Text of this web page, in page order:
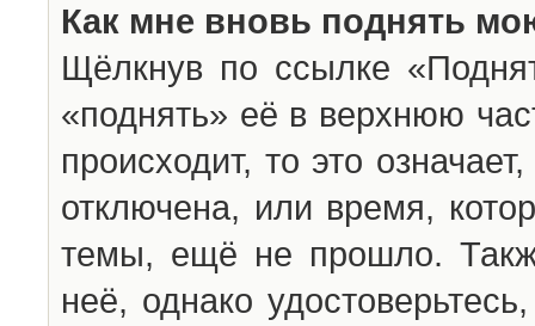
Как мне вновь поднять
Щёлкнув по ссылке
«поднять» её в верхнюю
происходит, то это
отключена, или время,
темы, ещё не прошло.
неё, однако